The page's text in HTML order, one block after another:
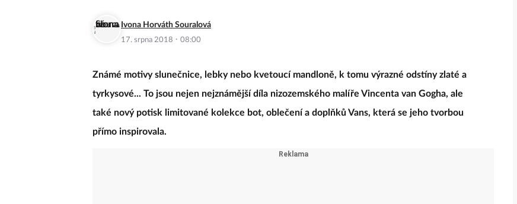
Ivona Horváth Souralová
17. srpna 2018 · 08:00
Známé motivy slunečnice, lebky nebo kvetoucí mandloně, k tomu výrazné odstíny zlaté a
tyrkysové... To jsou nejen nejznámější díla nizozemského malíře Vincenta van Gogha, ale
také nový potisk limitované kolekce bot, oblečení a doplňků Vans, která se jeho tvorbou
přímo inspirovala.